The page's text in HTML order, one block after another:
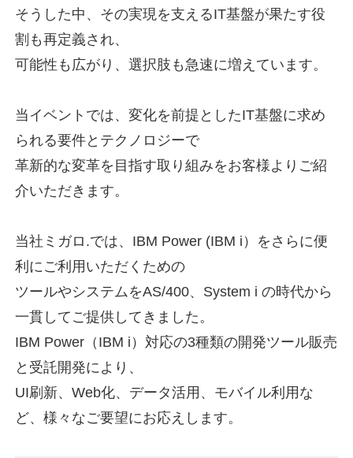
そうした中、その実現を支えるIT基盤が果たす役
割も再定義され、
可能性も広がり、選択肢も急速に増えています。
当イベントでは、変化を前提としたIT基盤に求め
られる要件とテクノロジーで
革新的な変革を目指す取り組みをお客様よりご紹
介いただきます。
当社ミガロ.では、IBM Power (IBM i）をさらに便
利にご利用いただくための
ツールやシステムをAS/400、System i の時代から
一貫してご提供してきました。
IBM Power（IBM i）対応の3種類の開発ツール販売
と受託開発により、
UI刷新、Web化、データ活用、モバイル利用な
ど、様々なご要望にお応えします。